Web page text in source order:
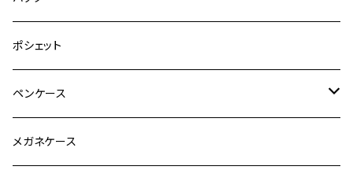
イヤリング
ブローチ
ネックレス
手機
織機
ポシェット
ペンケース
特裂
メガネケース